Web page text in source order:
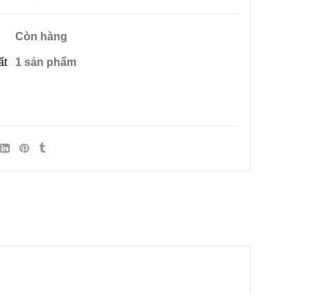
Còn hàng
1 sản phẩm